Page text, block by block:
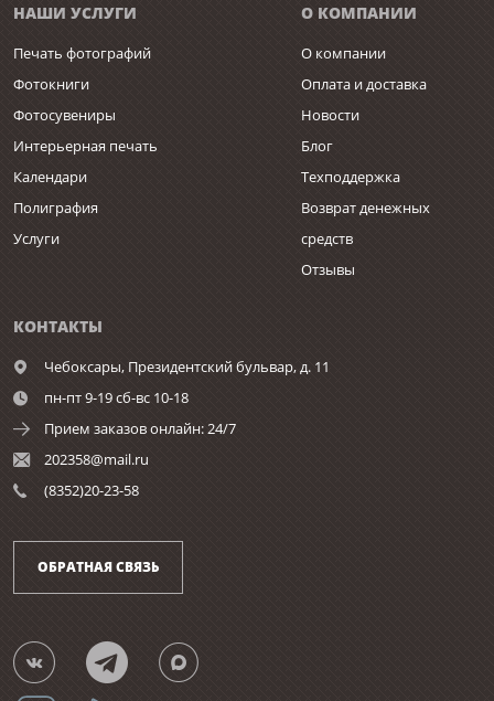
НАШИ УСЛУГИ
Печать фотографий
Фотокниги
Фотосувениры
Интерьерная печать
Календари
Полиграфия
Услуги
О КОМПАНИИ
О компании
Оплата и доставка
Новости
Блог
Техподдержка
Возврат денежных
средств
Отзывы
КОНТАКТЫ
Чебоксары, Президентский бульвар, д. 11
пн-пт 9-19 сб-вс 10-18
Прием заказов онлайн: 24/7
202358@mail.ru
(8352)20-23-58
ОБРАТНАЯ СВЯЗЬ